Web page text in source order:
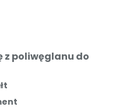
z poliwęglanu do